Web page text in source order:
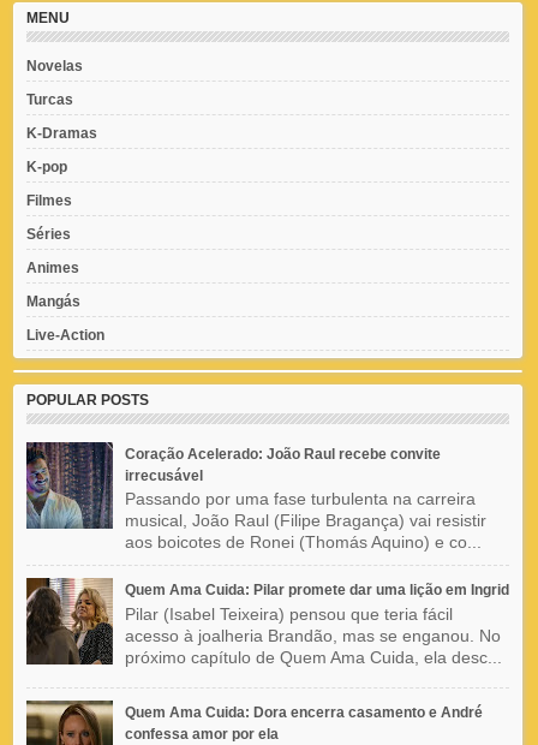
MENU
Novelas
Turcas
K-Dramas
K-pop
Filmes
Séries
Animes
Mangás
Live-Action
POPULAR POSTS
Coração Acelerado: João Raul recebe convite
irrecusável
Passando por uma fase turbulenta na carreira
musical, João Raul (Filipe Bragança) vai resistir
aos boicotes de Ronei (Thomás Aquino) e co...
Quem Ama Cuida: Pilar promete dar uma lição em Ingrid
Pilar (Isabel Teixeira) pensou que teria fácil
acesso à joalheria Brandão, mas se enganou. No
próximo capítulo de Quem Ama Cuida, ela desc...
Quem Ama Cuida: Dora encerra casamento e André
confessa amor por ela